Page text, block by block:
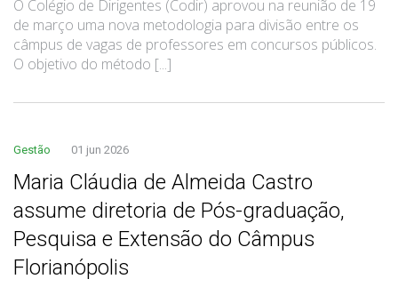
O Colégio de Dirigentes (Codir) aprovou na reunião de 19
de março uma nova metodologia para divisão entre os
câmpus de vagas de professores em concursos públicos.
O objetivo do método [...]
Gestão 01 jun 2026
Maria Cláudia de Almeida Castro
assume diretoria de Pós-graduação,
Pesquisa e Extensão do Câmpus
Florianópolis